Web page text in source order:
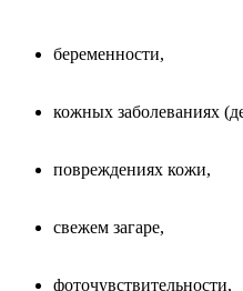
беременности,
кожных заболеваниях
повреждениях кожи,
свежем загаре,
фоточувствительности,